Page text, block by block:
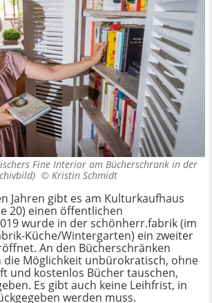
Fine Interior am Bücherschrank in der
© Kristin Schmidt
Jahren gibt es am Kulturkaufhaus
20) einen öffentlichen
wurde in der schönherr.fabrik (im
Küche/Wintergarten) ein zweiter
An den Bücherschränken
die Möglichkeit unbürokratisch, ohne
und kostenlos Bücher tauschen,
Es gibt auch keine Leihfrist, in
werden muss.